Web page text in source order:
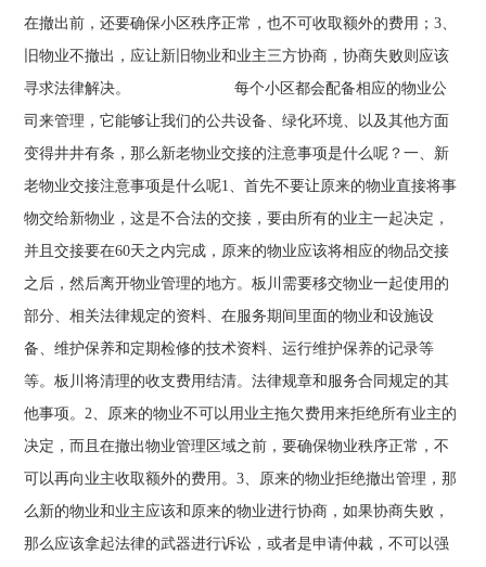
在撤出前，还要确保小区秩序正常，也不可收取额外的费用；3、
旧物业不撤出，应让新旧物业和业主三方协商，协商失败则应该
寻求法律解决。 每个小区都会配备相应的物业公
司来管理，它能够让我们的公共设备、绿化环境、以及其他方面
变得井井有条，那么新老物业交接的注意事项是什么呢？一、新
老物业交接注意事项是什么呢1、首先不要让原来的物业直接将事
物交给新物业，这是不合法的交接，要由所有的业主一起决定，
并且交接要在60天之内完成，原来的物业应该将相应的物品交接
之后，然后离开物业管理的地方。板川需要移交物业一起使用的
部分、相关法律规定的资料、在服务期间里面的物业和设施设
备、维护保养和定期检修的技术资料、运行维护保养的记录等
等。板川将清理的收支费用结清。法律规章和服务合同规定的其
他事项。2、原来的物业不可以用业主拖欠费用来拒绝所有业主的
决定，而且在撤出物业管理区域之前，要确保物业秩序正常，不
可以再向业主收取额外的费用。3、原来的物业拒绝撤出管理，那
么新的物业和业主应该和原来的物业进行协商，如果协商失败，
那么应该拿起法律的武器进行诉讼，或者是申请仲裁，不可以强